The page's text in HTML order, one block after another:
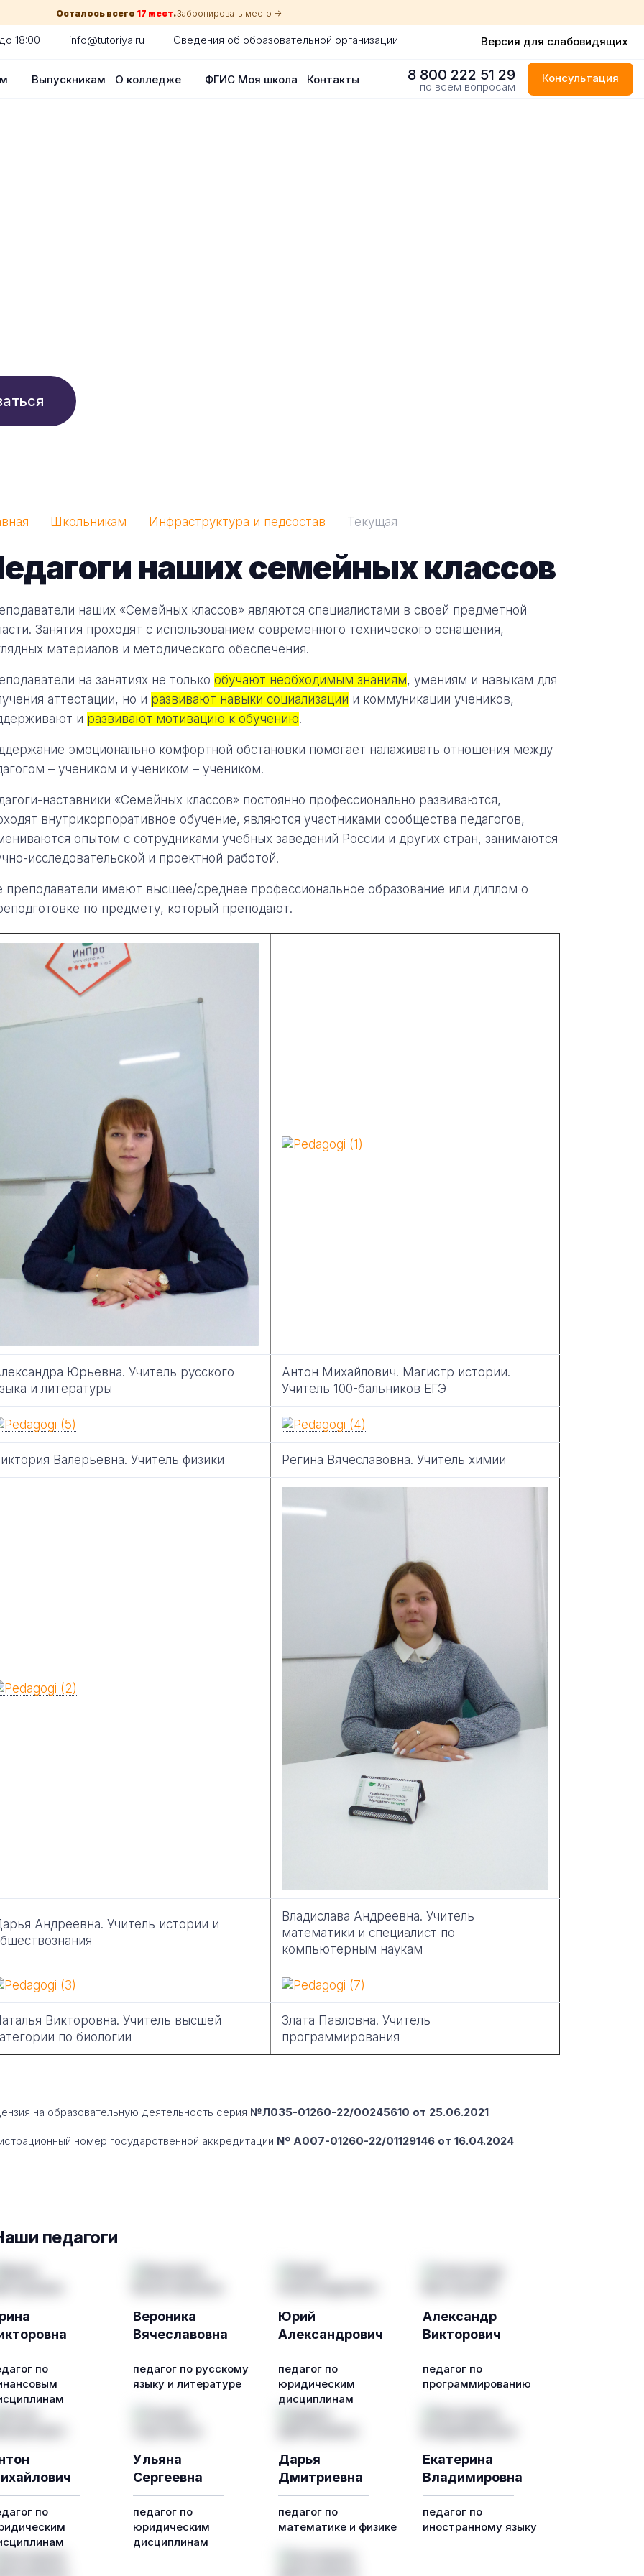
Осталось всего 17 мест.Забронировать место ->
18:00 info@tutoriya.ru Сведения об образовательной организации Версия для слабовидящих
Выпускникам О колледже ФГИС Моя школа Контакты 8 800 222 51 29
по всем вопросам
Консультация
Школьникам Инфраструктура и педсостав Текущая
наших семейных классов
наших «Семейных классов» являются специалистами в своей предметной
Занятия проходят с использованием современного технического оснащения,
материалов и методического обеспечения.
на занятиях не только обучают необходимым знаниям, умениям и навыкам для
аттестации, но и развивают навыки социализации и коммуникации учеников,
и развивают мотивацию к обучению.
эмоционально комфортной обстановки помогает налаживать отношения между
– учеником и учеником – учеником.
наставники «Семейных классов» постоянно профессионально развиваются,
внутрикорпоративное обучение, являются участниками сообщества педагогов,
опытом с сотрудниками учебных заведений России и других стран, занимаются
исследовательской и проектной работой.
преподаватели имеют высшее/среднее профессиональное образование или диплом о
по предмету, который преподают.
Юрьевна. Учитель русского
и литературы
Антон Михайлович. Магистр истории.
Учитель 100-бальников ЕГЭ
Валерьевна. Учитель физики Регина Вячеславовна. Учитель химии
Андреевна. Учитель истории и
Владислава Андреевна. Учитель
математики и специалист по
компьютерным наукам
Викторовна. Учитель высшей
по биологии
Злата Павловна. Учитель
программирования
на образовательную деятельность серия №Л035-01260-22/00245610 от 25.06.2021
номер государственной аккредитации Nº A007-01260-22/01129146 от 16.04.2024
педагоги
по
Вероника
Вячеславовна
педагог по русскому
языку и литературе
Юрий
Александрович
педагог по
юридическим
дисциплинам
Александр
Викторович
педагог по
программированию
по
Ульяна
Сергеевна
педагог по
юридическим
дисциплинам
Дарья
Дмитриевна
педагог по
математике и физике
Екатерина
Владимировна
педагог по
иностранному языку